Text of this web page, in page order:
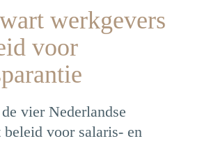
werkgevers
voor
vier Nederlandse
voor salaris- en